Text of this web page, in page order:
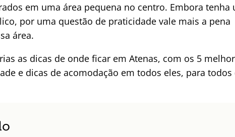
em uma área pequena no centro. Embora tenha
por uma questão de praticidade vale mais a pena
área.
as dicas de onde ficar em Atenas, com os 5
e dicas de acomodação em todos eles, para todos